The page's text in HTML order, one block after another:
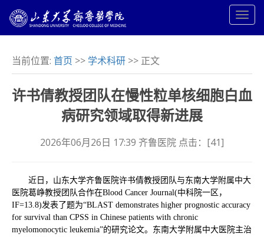
当前位置: 首页 >> 学术科研 >> 正文
许书倩教授团队在慢性粒单核细胞白血
病研究领域取得新进展
2026年06月26日 17:39 齐鲁医院 点击：[41]
近日，山东大学齐鲁医院许书倩教授团队与东南大学附属中大
医院葛峥教授团队合作在Blood Cancer Journal(中科院一区，
IF=13.8)发表了题为“BLAST demonstrates higher prognostic accuracy
for survival than CPSS in Chinese patients with chronic
myelomonocytic leukemia”的研究论文。东南大学附属中大医院主治